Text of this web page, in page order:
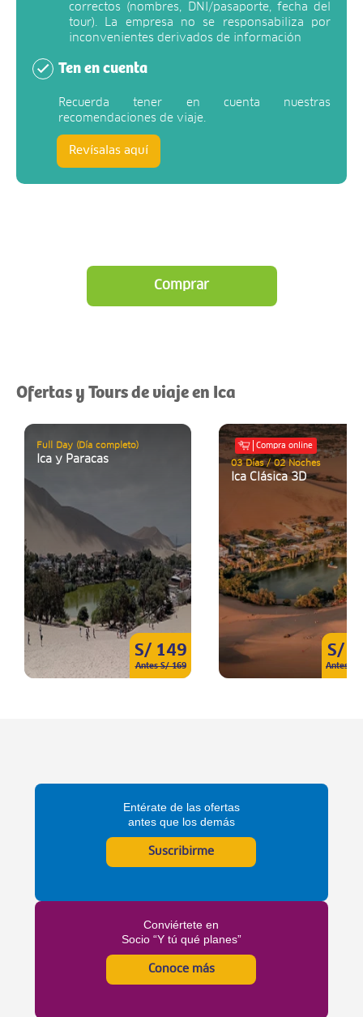
correctos (nombres, DNI/pasaporte, fecha del
tour). La empresa no se responsabiliza por
inconvenientes derivados de información
Ten en cuenta
Recuerda tener en cuenta nuestras
recomendaciones de viaje.
Revísalas aquí
Comprar
Ofertas y Tours de viaje en Ica
S/ 149
Antes S/ 169
Full Day (Día completo)
Ica y Paracas
S/
Antes S/
Compra online
03 Días / 02 Noches
Ica Clásica 3D
Entérate de las ofertas
antes que los demás
Suscribirme
Conviértete en
Socio “Y tú qué planes”
Conoce más